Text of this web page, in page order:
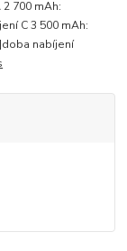
700 mAh:
C 3 500 mAh:
nabíjení